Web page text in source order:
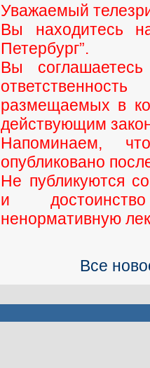
Уважаемый
Вы находитесь
Петербург”.
Вы
размещаемых в
действующим
Напоминаем,
опубликовано
Не публикуются
и
ненормативную
Все